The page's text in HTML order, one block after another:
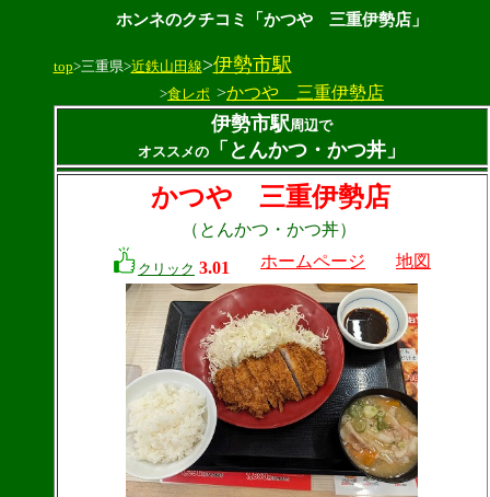
ホンネのクチコミ「かつや 三重伊勢店」
top>三重県>近鉄山田線>伊勢市駅
>食レポ >かつや 三重伊勢店
伊勢市駅周辺で
オススメの
「とんかつ・かつ丼」
かつや 三重伊勢店
（とんかつ・かつ丼）
クリック 3.01 ホームページ 地図